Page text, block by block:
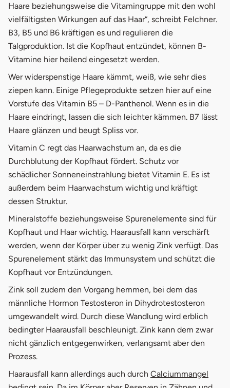
Haare beziehungsweise die Vitamingruppe mit den wohl
vielfältigsten Wirkungen auf das Haar“, schreibt Felchner.
B3, B5 und B6 kräftigen es und regulieren die
Talgproduktion. Ist die Kopfhaut entzündet, können B-
Vitamine hier heilend eingesetzt werden.
Wer widerspenstige Haare kämmt, weiß, wie sehr dies
ziepen kann. Einige Pflegeprodukte setzen hier auf eine
Vorstufe des Vitamin B5 – D-Panthenol. Wenn es in die
Haare eindringt, lassen die sich leichter kämmen. B7 lässt
Haare glänzen und beugt Spliss vor.
Vitamin C regt das Haarwachstum an, da es die
Durchblutung der Kopfhaut fördert. Schutz vor
schädlicher Sonneneinstrahlung bietet Vitamin E. Es ist
außerdem beim Haarwachstum wichtig und kräftigt
dessen Struktur.
Mineralstoffe beziehungsweise Spurenelemente sind für
Kopfhaut und Haar wichtig. Haarausfall kann verschärft
werden, wenn der Körper über zu wenig Zink verfügt. Das
Spurenelement stärkt das Immunsystem und schützt die
Kopfhaut vor Entzündungen.
Zink soll zudem den Vorgang hemmen, bei dem das
männliche Hormon Testosteron in Dihydrotestosteron
umgewandelt wird. Durch diese Wandlung wird erblich
bedingter Haarausfall beschleunigt. Zink kann dem zwar
nicht gänzlich entgegenwirken, verlangsamt aber den
Prozess.
Haarausfall kann allerdings auch durch Calciummangel